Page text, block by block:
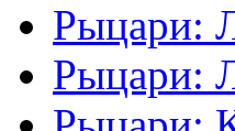
Рыцари:
Рыцари: